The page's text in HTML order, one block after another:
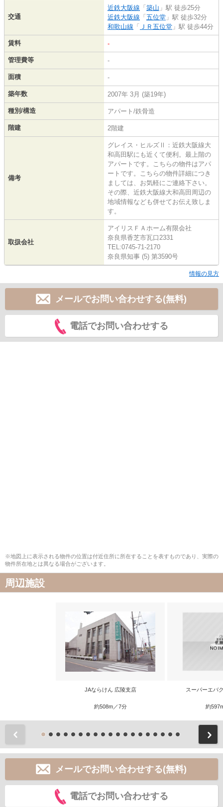
交通
近鉄大阪線 「 築山 」駅 徒歩25分
近鉄大阪線 「 五位堂 」駅 徒歩32分
和歌山線 「 ＪＲ五位堂 」駅 徒歩44分
賃料 -
管理費等 -
面積 -
築年数 2007年 3月 (築19年)
種別/構造 アパート/鉄骨造
階建 2階建
備考
グレイス・ヒルズⅡ：近鉄大阪線大
和高田駅にも近くて便利。最上階の
アパートです。こちらの物件はアパ
ートです。こちらの物件詳細につき
ましては、お気軽にご連絡下さい。
その際、近鉄大阪線大和高田周辺の
地域情報なども併せてお伝え致しま
す。
取扱会社
アイリスＦＡホーム有限会社
奈良県香芝市瓦口2331
TEL:0745-71-2170
奈良県知事 (5) 第3590号
情報の見方
メールでお問い合わせする(無料)
電話でお問い合わせする
※地図上に表示される物件の位置は付近住所に所在することを表すものであり、実際の
物件所在地とは異なる場合がございます。
周辺施設
JAならけん 広陵支店
約508m／7分
スーパーエバ
約
メールでお問い合わせする(無料)
電話でお問い合わせする